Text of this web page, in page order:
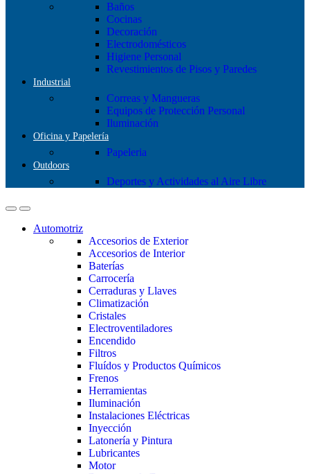
Baños
Cocinas
Decoración
Electrodomésticos
Higiene Personal
Revestimientos de Pisos y Paredes
Industrial
Correas y Mangueras
Equipos de Protección Personal
Iluminación
Oficina y Papelería
Papeleria
Outdoors
Deportes y Actividades al Aire Libre
Automotriz
Accesorios de Exterior
Accesorios de Interior
Baterías
Carrocería
Cerraduras y Llaves
Climatización
Cristales
Electroventiladores
Encendido
Filtros
Fluídos y Productos Químicos
Frenos
Herramientas
Iluminación
Instalaciones Eléctricas
Inyección
Latonería y Pintura
Lubricantes
Motor